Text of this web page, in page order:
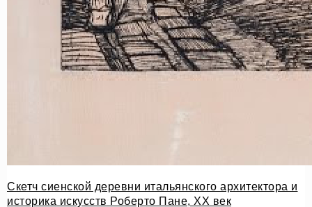
Скетч сиенской деревни итальянского архитектора и
историка искусств Роберто Пане, XX век